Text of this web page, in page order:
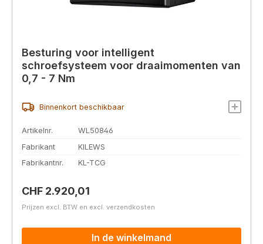
Besturing voor intelligent
schroefsysteem voor draaimomenten van
0,7 - 7 Nm
Binnenkort beschikbaar
Artikelnr.
WL50846
Fabrikant
KILEWS
Fabrikantnr.
KL-TCG
Normale prijs:
CHF 2.920,01
Prijzen excl. BTW en excl. verzendkosten
In de winkelmand